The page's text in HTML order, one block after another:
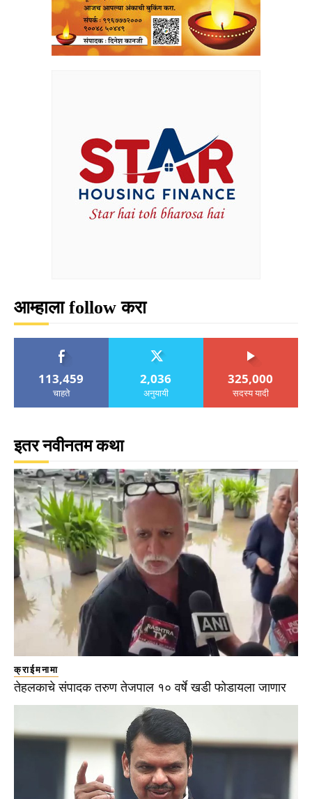
आम्हाला follow करा
113,459
चाहते
2,036
अनुयायी
325,000
सदस्य यादी
इतर नवीनतम कथा
क्राईमनामा
तेहलकाचे संपादक तरुण तेजपाल १० वर्षे खडी फोडायला जाणार